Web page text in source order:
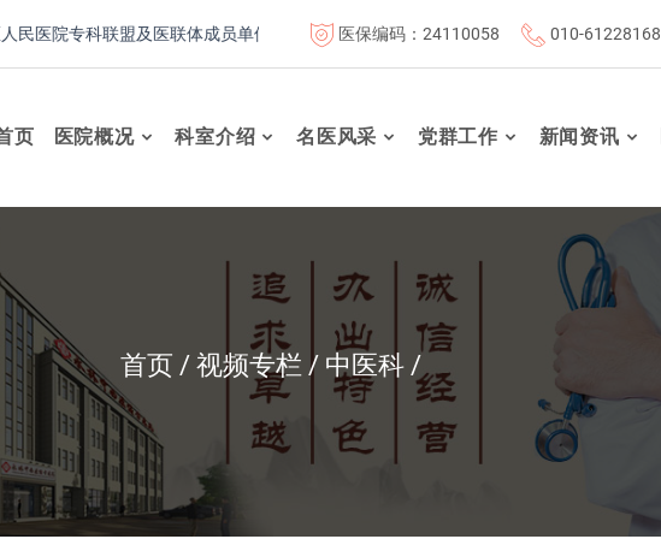
医院专科联盟及医联体成员单位 首都医科大学附属北京康复医院联体成员单位
医保编码：24110058 010-61228168
页 医院概况 科室介绍 名医风采 党群工作 新闻资讯
首页 视频专栏 中医科